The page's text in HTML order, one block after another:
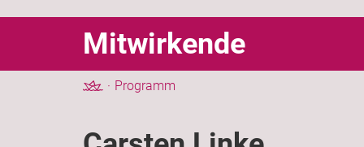
Mitwirkende
Programm